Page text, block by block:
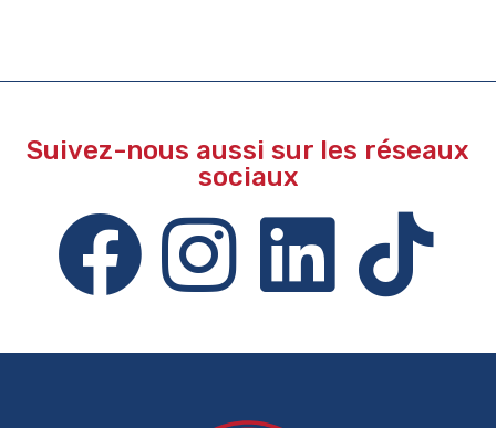
Suivez-nous aussi sur les réseaux
sociaux